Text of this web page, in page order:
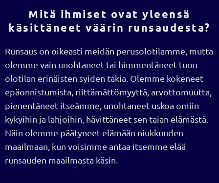
Mitä ihmiset ovat yleensä
käsittäneet väärin runsaudesta?
Runsaus on oikeasti meidän perusolotilamme, mutta
olemme vain unohtaneet tai himmentäneet tuon
olotilan erinäisten syiden takia. Olemme kokeneet
epäonnistumista, riittämättömyyttä, arvottomuutta,
pienentäneet itseämme, unohtaneet uskoa omiin
kykyihin ja lahjoihin, hävittäneet sen taian elämästä.
Näin olemme päätyneet elämään niukkuuden
maailmaan, kun voisimme antaa itsemme elää
runsauden maailmasta käsin.